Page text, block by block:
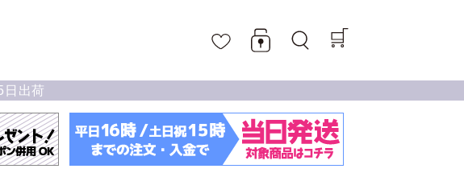
日出荷